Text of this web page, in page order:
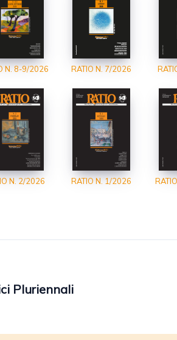
N. 8-9/2026 RATIO N. 7/2026
N. 2/2026 RATIO N. 1/2026
Pluriennali